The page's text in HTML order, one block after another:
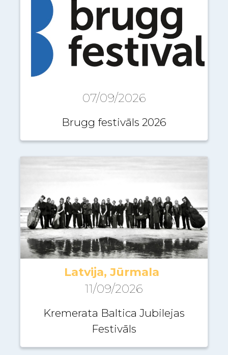
07/09/2026
Brugg festivāls 2026
Latvija, Jūrmala
11/09/2026
Kremerata Baltica Jubilejas
Festivāls